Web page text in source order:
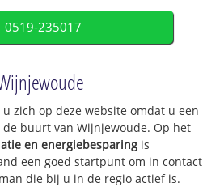
0519-235017
zich op deze website omdat u een
buurt van Wijnjewoude. Op het
en energiebesparing is
een goed startpunt om in contact
die bij u in de regio actief is.